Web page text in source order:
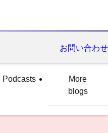
お問い合わせ
Podcasts
More
blogs